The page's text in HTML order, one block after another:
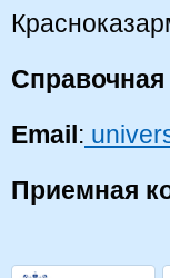
Email:
Приемная